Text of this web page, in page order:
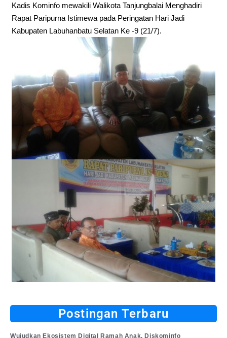
Kadis Kominfo mewakili Walikota Tanjungbalai Menghadiri
Rapat Paripurna Istimewa pada Peringatan Hari Jadi
Kabupaten Labuhanbatu Selatan Ke -9 (21/7).
Postingan Terbaru
Wujudkan Ekosistem Digital Ramah Anak, Diskominfo